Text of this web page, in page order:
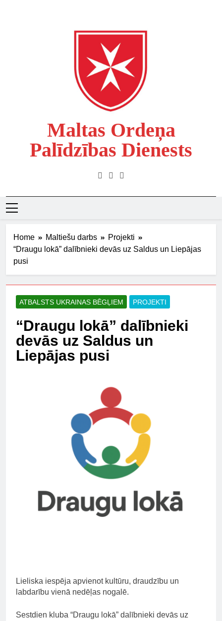
Maltas Ordeņa
Palīdzības Dienests
Home Maltiešu darbs
Projekti
“Draugu lokā” dalībnieki devās uz Saldus un Liepājas
pusi
ATBALSTS UKRAINAS BĒGĻIEM PROJEKTI
“Draugu lokā” dalībnieki
devās uz Saldus un
Liepājas pusi
Lieliska iespēja apvienot kultūru, draudzību un
labdarību vienā nedēļas nogalē.
Sestdien kluba “Draugu lokā” dalībnieki devās uz